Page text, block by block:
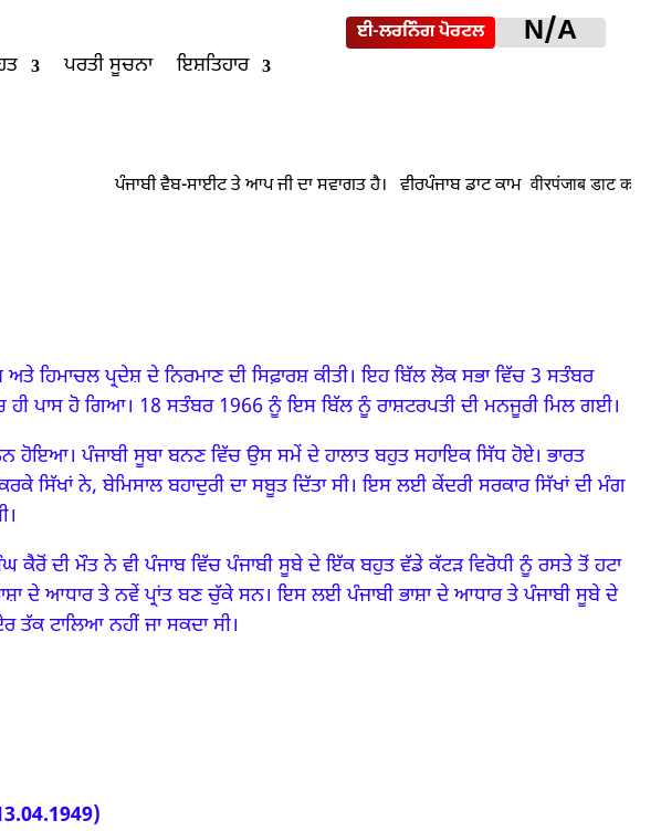
ਪਰਤੀ ਸੂਚਨਾ ਇਸ਼ਤਿਹਾਰ
ਈ-ਲਰਨਿੰਗ ਪੋਰਟਲ N/A
ਅਤੇ ਹਿਮਾਚਲ ਪ੍ਰਦੇਸ਼ ਦੇ ਨਿਰਮਾਣ ਦੀ ਸਿਫ਼ਾਰਸ਼ ਕੀਤੀ। ਇਹ ਬਿੱਲ ਲੋਕ ਸਭਾ ਵਿੱਚ 3 ਸਤੰਬਰ
ਪਾਸ ਹੋ ਗਿਆ। 18 ਸਤੰਬਰ 1966 ਨੂੰ ਇਸ ਬਿੱਲ ਨੂੰ ਰਾਸ਼ਟਰਪਤੀ ਦੀ ਮਨਜੂਰੀ ਮਿਲ ਗਈ।
ਹੋਇਆ। ਪੰਜਾਬੀ ਸੂਬਾ ਬਨਣ ਵਿੱਚ ਉਸ ਸਮੇਂ ਦੇ ਹਾਲਾਤ ਬਹੁਤ ਸਹਾਇਕ ਸਿੱਧ ਹੋਏ। ਭਾਰਤ
ਸਿੱਖਾਂ ਨੇ, ਬੇਮਿਸਾਲ ਬਹਾਦੁਰੀ ਦਾ ਸਬੂਤ ਦਿੱਤਾ ਸੀ। ਇਸ ਲਈ ਕੇਂਦਰੀ ਸਰਕਾਰ ਸਿੱਖਾਂ ਦੀ ਮੰਗ
ਕੈਰੋਂ ਦੀ ਮੌਤ ਨੇ ਵੀ ਪੰਜਾਬ ਵਿੱਚ ਪੰਜਾਬੀ ਸੂਬੇ ਦੇ ਇੱਕ ਬਹੁਤ ਵੱਡੇ ਕੱਟੜ ਵਿਰੋਧੀ ਨੂੰ ਰਸਤੇ ਤੋਂ ਹਟਾ
ਦੇ ਆਧਾਰ ਤੇ ਨਵੇਂ ਪ੍ਰਾਂਤ ਬਣ ਚੁੱਕੇ ਸਨ। ਇਸ ਲਈ ਪੰਜਾਬੀ ਭਾਸ਼ਾ ਦੇ ਆਧਾਰ ਤੇ ਪੰਜਾਬੀ ਸੂਬੇ ਦੇ
ਤੱਕ ਟਾਲਿਆ ਨਹੀਂ ਜਾ ਸਕਦਾ ਸੀ।